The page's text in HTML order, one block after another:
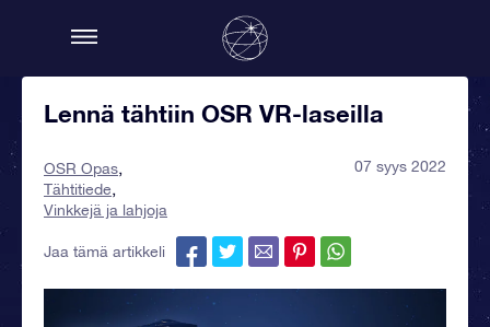
Lennä tähtiin OSR VR-laseilla
OSR Opas
Tähtitiede
Vinkkejä ja lahjoja
07 syys 2022
Jaa tämä artikkeli